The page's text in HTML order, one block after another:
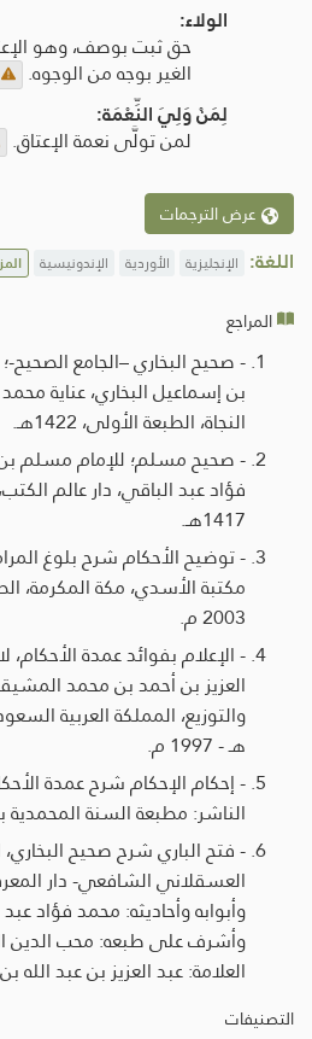
الولاء:
حق ثبت بوصف، وهو
الغير بوجه من الوجوه.
لِمَنْ وَلِيَ النِّعْمَة:
لمن تولَّى نعمة الإعتاق.
عرض الترجمات
اللغة: الإنجليزية الأوردية الإندونيسية
المراجع
- صحيح البخاري –الجامع
بن إسماعيل البخاري، عناية
النجاة، الطبعة الأولى، 1422هـ.
- صحيح مسلم؛ للإمام مسلم
فؤاد عبد الباقي، دار عالم
1417هـ.
- توضيح الأحكام شرح بلوغ
2003 م.
- الإعلام بفوائد عمدة
العزيز بن أحمد بن محمد
هـ - 1997 م.
- إحكام الإحكام شرح عمدة
الناشر: مطبعة السنة المحمدية
- فتح الباري شرح صحيح
العسقلاني الشافعي- دار
وأبوابه وأحاديثه: محمد فؤاد
وأشرف على طبعه: محب الدين
العلامة: عبد العزيز بن عبد الله
التصنيفات